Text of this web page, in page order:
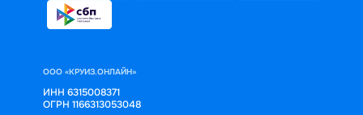
ООО «КРУИЗ.ОНЛАЙН»
ИНН 6315008371
ОГРН 1166313053048